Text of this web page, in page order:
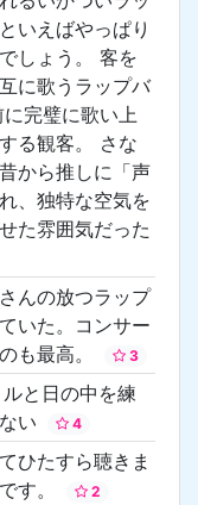
いえばやっぱり
しょう。 客を
に歌うラップバ
完璧に歌い上
る観客。 さな
から推しに「声
、独特な空気を
た雰囲気だった
んの放つラップ
いた。コンサー
も最高。
3
と日の中を練
い
4
ひたすら聴きま
す。
2